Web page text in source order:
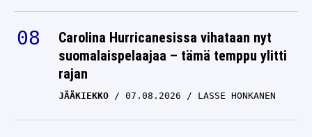
Carolina Hurricanesissa vihataan nyt
suomalaispelaajaa – tämä temppu ylitti
rajan
JÄÄKIEKKO 07.08.2026 LASSE HONKANEN